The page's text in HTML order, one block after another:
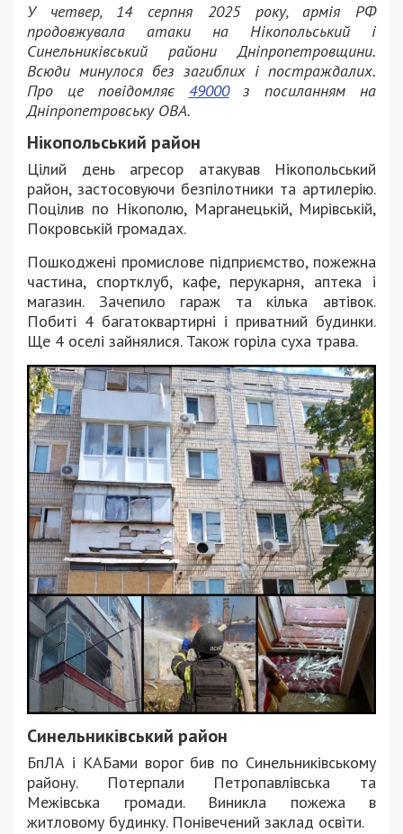
У четвер, 14 серпня 2025 року, армія РФ
продовжувала атаки на Нікопольський і
Синельниківський райони Дніпропетровщини.
Всюди минулося без загиблих і постраждалих.
Про це повідомляє 49000з посиланням на
Дніпропетровську ОВА.
Нікопольський район
Цілий день агресор атакував Нікопольський
район, застосовуючи безпілотники та артилерію.
Поцілив по Нікополю, Марганецькій, Мирівській,
Покровській громадах.
Пошкоджені промислове підприємство, пожежна
частина, спортклуб, кафе, перукарня, аптека і
магазин. Зачепило гараж та кілька автівок.
Побиті 4 багатоквартирні і приватний будинки.
Ще 4 оселі зайнялися. Також горіла суха трава.
Синельниківський район
БпЛА і КАБами ворог бив по Синельниківському
району. Потерпали Петропавлівська та
Межівська громади. Виникла пожежа в
житловому будинку. Понівечений заклад освіти.